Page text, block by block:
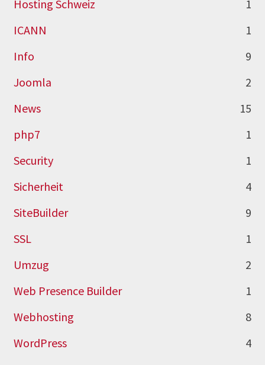
Hosting Schweiz
1
ICANN
1
Info
9
Joomla
2
News
15
php7
1
Security
1
Sicherheit
4
SiteBuilder
9
SSL
1
Umzug
2
Web Presence Builder
1
Webhosting
8
WordPress
4